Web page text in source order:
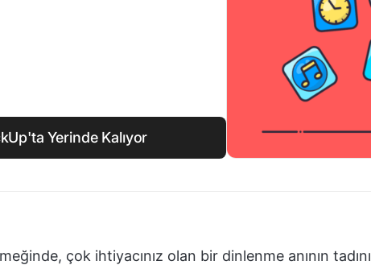
Yerinde Kalıyor
çok ihtiyacınız olan bir dinlenme anının tadını